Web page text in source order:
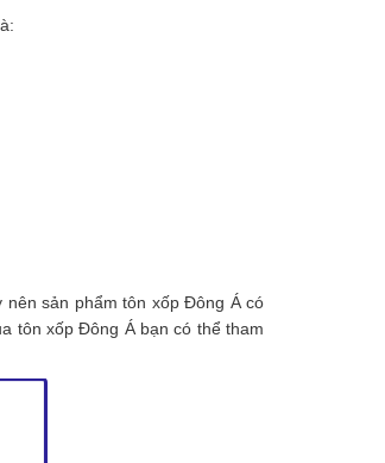
sản phẩm tôn xốp Đông Á có
tôn xốp Đông Á bạn có thể tham